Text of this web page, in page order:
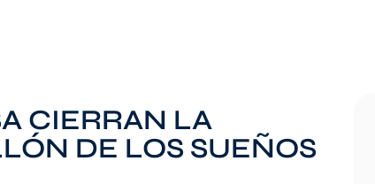
CIERRAN LA
DE LOS SUEÑOS